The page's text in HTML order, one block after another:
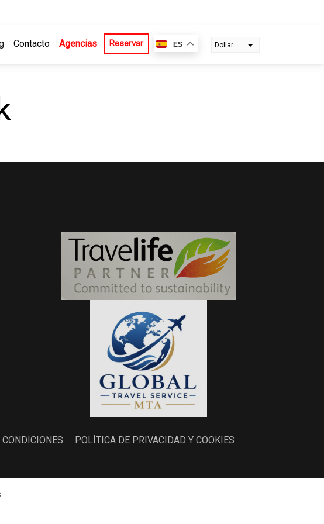
Contacto Agencias Reservar ES
Dollar
POLÍTICA DE PRIVACIDAD Y COOKIES